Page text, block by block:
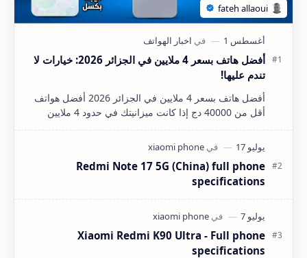
أفضل هاتف بسعر 4 ملايين في الجزائر 2026: خيارات لا
تندم عليها!
أفضل هاتف بسعر 4 ملايين في الجزائر 2026 أفضل هواتف
أقل من 40000 دج إذا كانت ميزانيتك في حدود 4 ملايين
Redmi Note 17 5G (China) full phone
specifications
Xiaomi Redmi K90 Ultra - Full phone
specifications